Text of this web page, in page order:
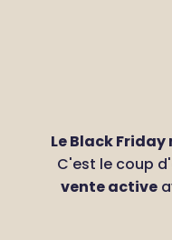
Le Black
C'est le coup
vente active